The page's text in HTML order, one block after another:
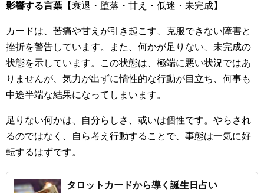
影響する言葉 【衰退・堕落・甘え・低迷・未完成】
カードは、苦痛や甘えが引き起こす、克服できない障害と
挫折を警告しています。また、何かが足りない、未完成の
状態を示しています。この状態は、極端に悪い状況ではあ
りませんが、気力が出ずに惰性的な行動が目立ち、何事も
中途半端な結果になってしまいます。
足りない何かは、自分らしさ、或いは個性です。やらされ
るのではなく、自ら考え行動することで、事態は一気に好
転するはずです。
タロットカードから導く誕生日占い